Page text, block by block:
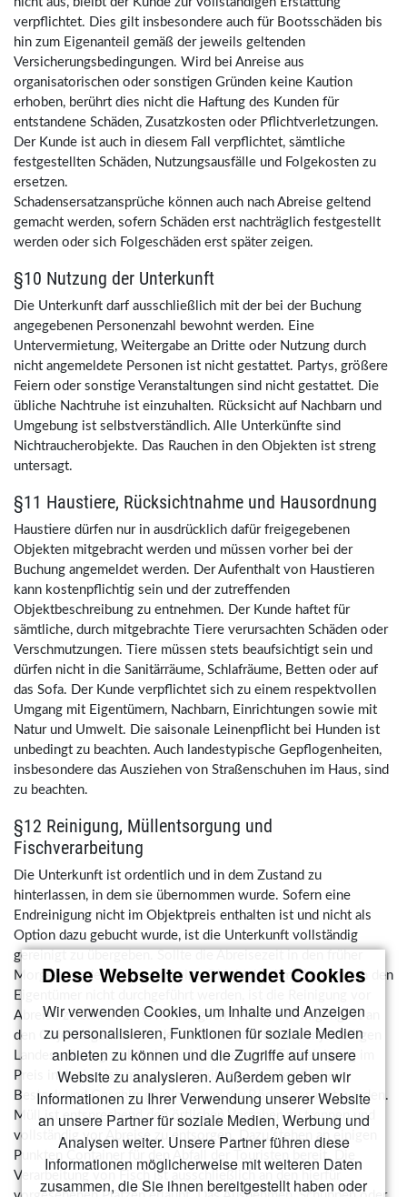
Diese Webseite verwendet Cookies
Wir verwenden Cookies, um Inhalte und Anzeigen
zu personalisieren, Funktionen für soziale Medien
anbieten zu können und die Zugriffe auf unsere
Website zu analysieren. Außerdem geben wir
Informationen zu Ihrer Verwendung unserer Website
an unsere Partner für soziale Medien, Werbung und
Analysen weiter. Unsere Partner führen diese
Informationen möglicherweise mit weiteren Daten
zusammen, die Sie ihnen bereitgestellt haben oder
verpflichtet. Dies gilt insbesondere auch für Bootsschäden bis
hin zum Eigenanteil gemäß der jeweils geltenden
Versicherungsbedingungen. Wird bei Anreise aus
organisatorischen oder sonstigen Gründen keine Kaution
erhoben, berührt dies nicht die Haftung des Kunden für
entstandene Schäden, Zusatzkosten oder Pflichtverletzungen.
Der Kunde ist auch in diesem Fall verpflichtet, sämtliche
festgestellten Schäden, Nutzungsausfälle und Folgekosten zu
ersetzen.
Schadensersatzansprüche können auch nach Abreise geltend
gemacht werden, sofern Schäden erst nachträglich festgestellt
werden oder sich Folgeschäden erst später zeigen.
§10 Nutzung der Unterkunft
Die Unterkunft darf ausschließlich mit der bei der Buchung
angegebenen Personenzahl bewohnt werden. Eine
Untervermietung, Weitergabe an Dritte oder Nutzung durch
nicht angemeldete Personen ist nicht gestattet. Partys, größere
Feiern oder sonstige Veranstaltungen sind nicht gestattet. Die
übliche Nachtruhe ist einzuhalten. Rücksicht auf Nachbarn und
Umgebung ist selbstverständlich. Alle Unterkünfte sind
Nichtraucherobjekte. Das Rauchen in den Objekten ist streng
untersagt.
§11 Haustiere, Rücksichtnahme und Hausordnung
Haustiere dürfen nur in ausdrücklich dafür freigegebenen
Objekten mitgebracht werden und müssen vorher bei der
Buchung angemeldet werden. Der Aufenthalt von Haustieren
kann kostenpflichtig sein und der zutreffenden
Objektbeschreibung zu entnehmen. Der Kunde haftet für
sämtliche, durch mitgebrachte Tiere verursachten Schäden oder
Verschmutzungen. Tiere müssen stets beaufsichtigt sein und
dürfen nicht in die Sanitärräume, Schlafräume, Betten oder auf
das Sofa. Der Kunde verpflichtet sich zu einem respektvollen
Umgang mit Eigentümern, Nachbarn, Einrichtungen sowie mit
Natur und Umwelt. Die saisonale Leinenpflicht bei Hunden ist
unbedingt zu beachten. Auch landestypische Gepflogenheiten,
insbesondere das Ausziehen von Straßenschuhen im Haus, sind
zu beachten.
§12 Reinigung, Müllentsorgung und
Fischverarbeitung
Die Unterkunft ist ordentlich und in dem Zustand zu
hinterlassen, in dem sie übernommen wurde. Sofern eine
Endreinigung nicht im Objektpreis enthalten ist und nicht als
Option dazu gebucht wurde, ist die Unterkunft vollständig
gereinigt zu übergeben. Sollte die Abreisezeit in den früher
Morgenstunden liegen und eine Objektabnahme kann durch den
Eigentümer nicht durchgeführt werden, ist die Reinigung vor
Abreise zu zahlen. Eine nachträglich bestellte Reinigung ist an
den Objekteigentümer oder dessen Vertreter in der jeweiligen
Landeswährung zu bezahlen. Auch wenn die Endreinigung im
Preis inklusive ist, müssen die Toiletten, Küchenflächen
Besteck und Geschirr gereinigt und die Böden gesaugt werden.
Müll ist entsprechend den örtlichen Vorgaben zu trennen und
vollständig vor Abreise zu entsorgen. Dazu stehen an einigen
Punkten Container für den Abfall der Touristen bereit. Die
Verarbeitung von Fisch ist ausschließlich an den hierfür